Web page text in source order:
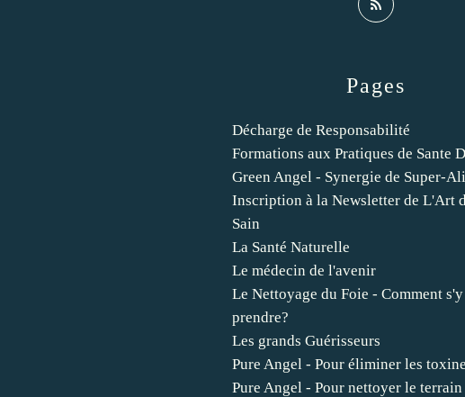
Pages
Décharge de Responsabilité
Formations aux Pratiques de Sante
Green Angel - Synergie de Super-
Inscription à la Newsletter de L'Art
Sain
La Santé Naturelle
Le médecin de l'avenir
Le Nettoyage du Foie - Comment s'y
prendre?
Les grands Guérisseurs
Pure Angel - Pour éliminer les
Pure Angel - Pour nettoyer le terrain